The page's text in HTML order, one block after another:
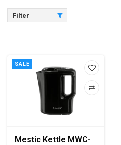
Filter
SALE
Mestic Kettle MWC-